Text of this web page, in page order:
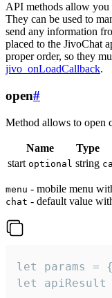
API methods allow you
They can be used to
send any information
placed to the JivoChat
proper order, so they
jivo_onLoadCallback.
open#
Method allows to open
Name Type
start optional string
menu - mobile menu
chat - default value
let params
let apiResult